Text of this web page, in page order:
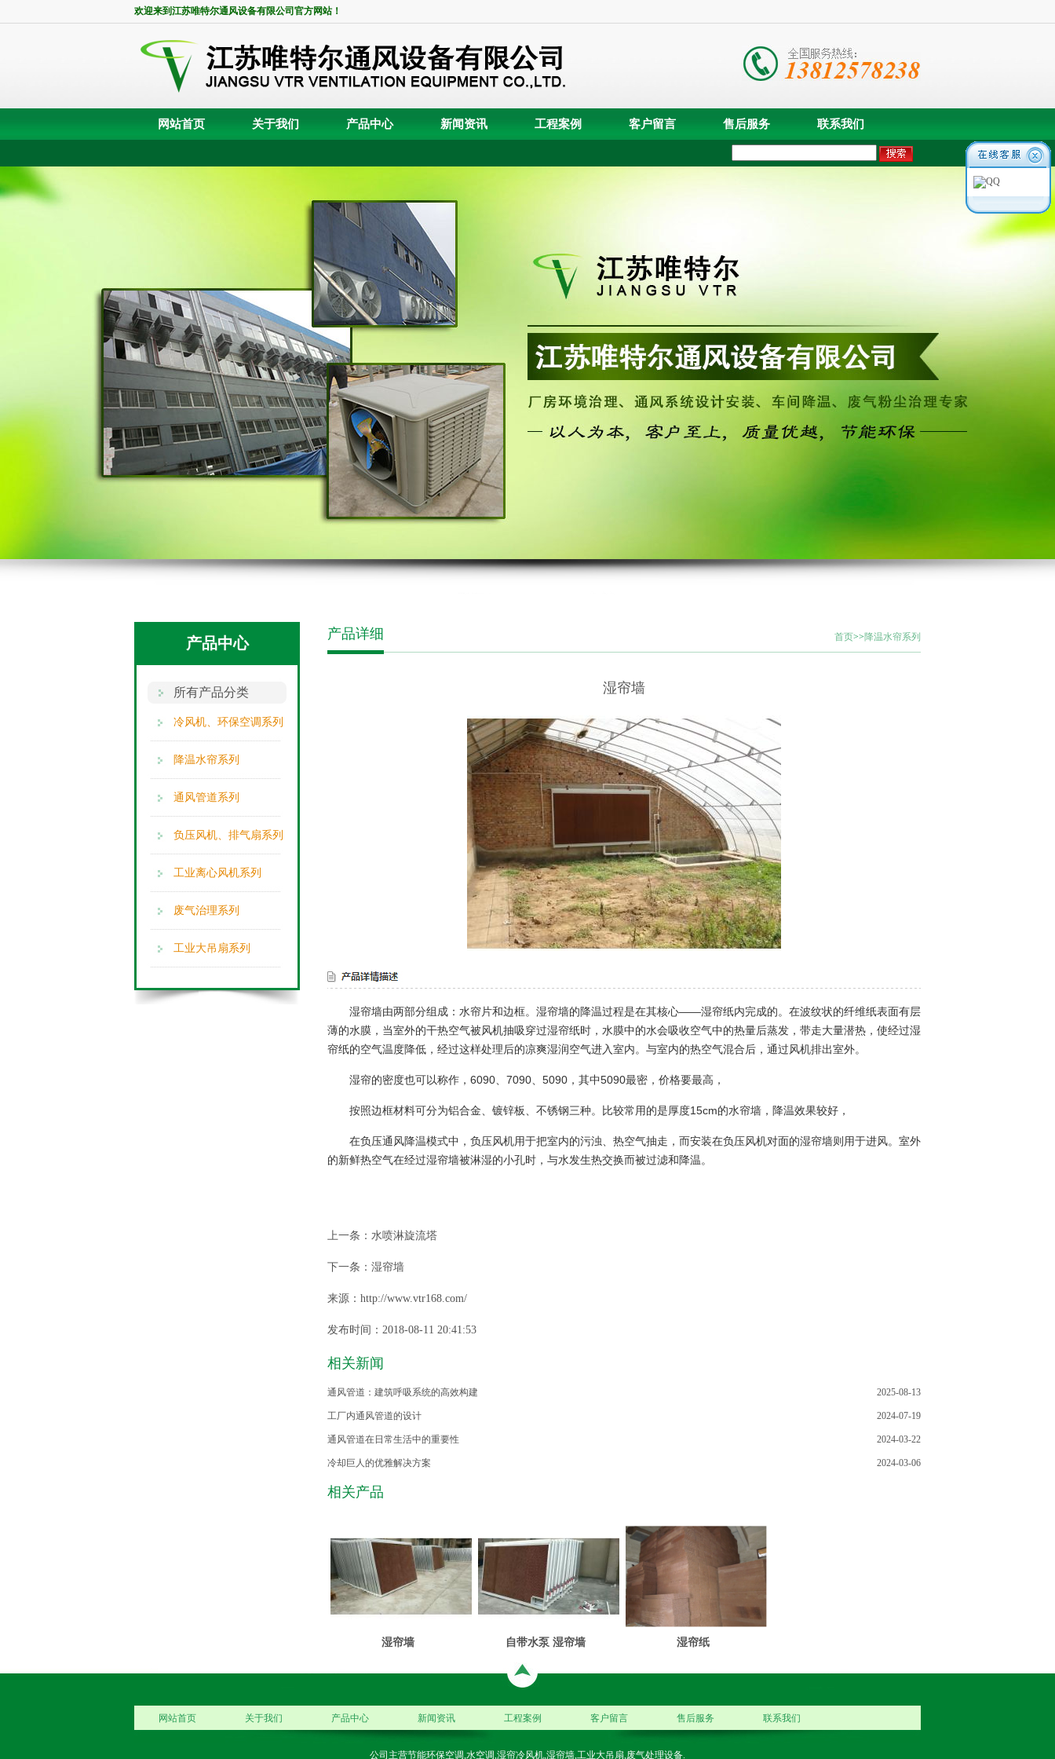
欢迎来到江苏唯特尔通风设备有限公司官方网站！
网站首页 关于我们 产品中心 新闻资讯 工程案例 客户留言 售后服务 联系我们
产品中心
所有产品分类
冷风机、环保空调系列
降温水帘系列
通风管道系列
负压风机、排气扇系列
工业离心风机系列
废气治理系列
工业大吊扇系列
产品详细 首页>>降温水帘系列
湿帘墙
湿帘墙由两部分组成：水帘片和边框。湿帘墙的降温过程是在其核心——湿帘纸内完成的。在波纹状的纤维纸表面有层
薄的水膜，当室外的干热空气被风机抽吸穿过湿帘纸时，水膜中的水会吸收空气中的热量后蒸发，带走大量潜热，使经过湿
帘纸的空气温度降低，经过这样处理后的凉爽湿润空气进入室内。与室内的热空气混合后，通过风机排出室外。
湿帘的密度也可以称作，6090、7090、5090，其中5090最密，价格要最高，
按照边框材料可分为铝合金、镀锌板、不锈钢三种。比较常用的是厚度15cm的水帘墙，降温效果较好，
在负压通风降温模式中，负压风机用于把室内的污浊、热空气抽走，而安装在负压风机对面的湿帘墙则用于进风。室外
的新鲜热空气在经过湿帘墙被淋湿的小孔时，与水发生热交换而被过滤和降温。
上一条： 水喷淋旋流塔
下一条： 湿帘墙
来源：http://www.vtr168.com/
发布时间：2018-08-11 20:41:53
相关新闻
通风管道：建筑呼吸系统的高效构建 2025-08-13
工厂内通风管道的设计 2024-07-19
通风管道在日常生活中的重要性 2024-03-22
冷却巨人的优雅解决方案 2024-03-06
相关产品
湿帘墙 自带水泵 湿帘墙 湿帘纸
网站首页 关于我们 产品中心 新闻资讯 工程案例 客户留言 售后服务 联系我们
公司主营节能环保空调,水空调,湿帘冷风机,湿帘墙,工业大吊扇,废气处理设备.